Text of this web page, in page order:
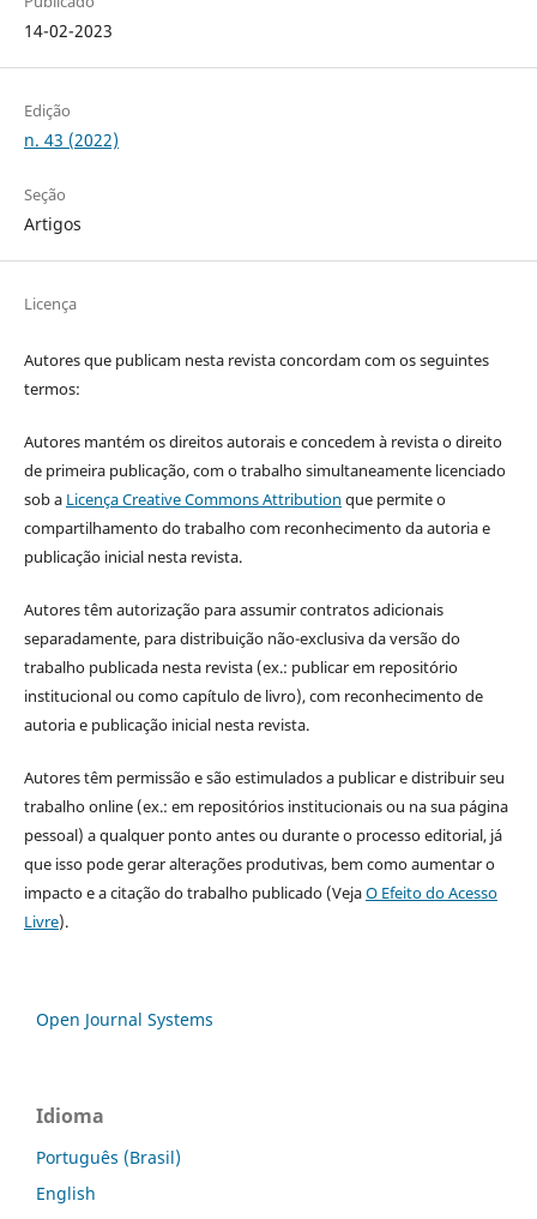
14-02-2023
Edição
n. 43 (2022)
Seção
Artigos
Licença
Autores que publicam nesta revista concordam com os seguintes
termos:
Autores mantém os direitos autorais e concedem à revista o direito
de primeira publicação, com o trabalho simultaneamente licenciado
sob a Licença Creative Commons Attribution que permite o
compartilhamento do trabalho com reconhecimento da autoria e
publicação inicial nesta revista.
Autores têm autorização para assumir contratos adicionais
separadamente, para distribuição não-exclusiva da versão do
trabalho publicada nesta revista (ex.: publicar em repositório
institucional ou como capítulo de livro), com reconhecimento de
autoria e publicação inicial nesta revista.
Autores têm permissão e são estimulados a publicar e distribuir seu
trabalho online (ex.: em repositórios institucionais ou na sua página
pessoal) a qualquer ponto antes ou durante o processo editorial, já
que isso pode gerar alterações produtivas, bem como aumentar o
impacto e a citação do trabalho publicado (VejaO Efeito do Acesso
Livre).
Open Journal Systems
Idioma
Português (Brasil)
English